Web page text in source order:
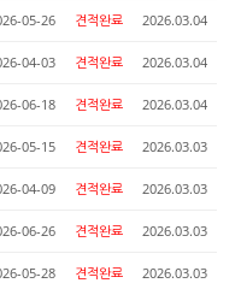
05-26 견적완료 2026.03.04
04-03 견적완료 2026.03.04
06-18 견적완료 2026.03.04
05-15 견적완료 2026.03.03
04-09 견적완료 2026.03.03
06-26 견적완료 2026.03.03
05-28 견적완료 2026.03.03